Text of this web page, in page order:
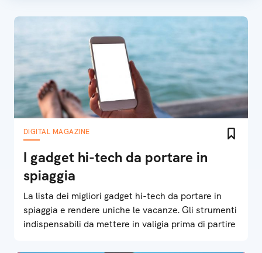
DIGITAL MAGAZINE
I gadget hi-tech da portare in
spiaggia
La lista dei migliori gadget hi-tech da portare in
spiaggia e rendere uniche le vacanze. Gli strumenti
indispensabili da mettere in valigia prima di partire